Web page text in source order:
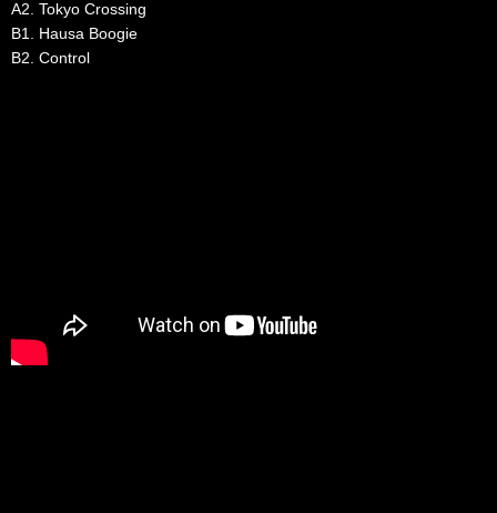
A2. Tokyo Crossing
B1. Hausa Boogie
B2. Control